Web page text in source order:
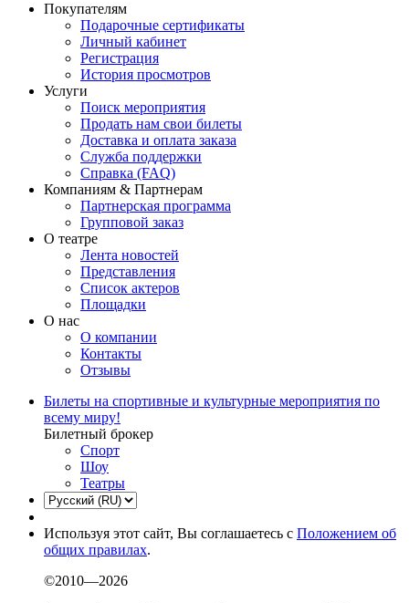
Покупателям
Подарочные сертификаты
Личный кабинет
Регистрация
История просмотров
Услуги
Поиск мероприятия
Продать нам свои билеты
Доставка и оплата заказа
Служба поддержки
Справка (FAQ)
Компаниям & Партнерам
Партнерская программа
Групповой заказ
О театре
Лента новостей
Представления
Список актеров
Площадки
О нас
О компании
Контакты
Отзывы
Билеты на спортивные и культурные мероприятия по
всему миру!
Билетный брокер
Спорт
Шоу
Театры
Используя этот сайт, Вы соглашаетесь с Положением об
общих правилах.
©2010—2026